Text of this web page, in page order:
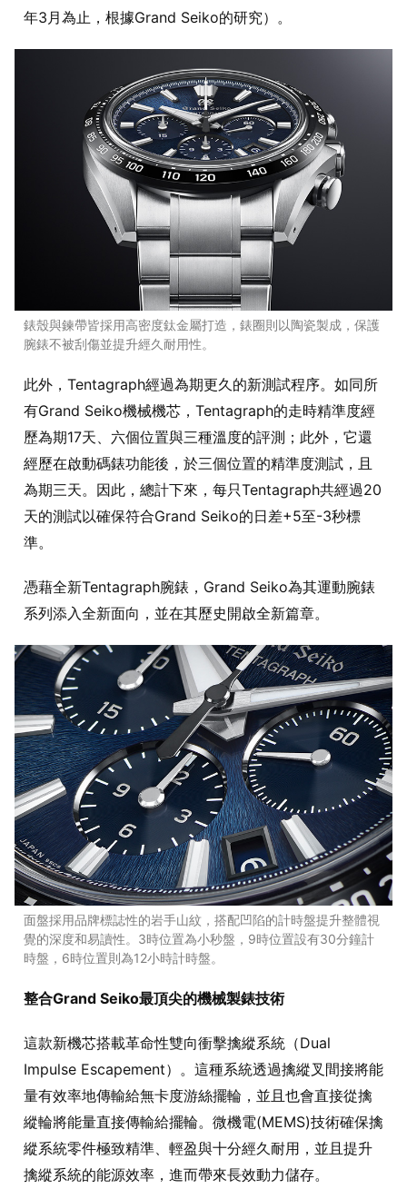
年3月為止，根據Grand Seiko的研究）。
錶殼與鍊帶皆採用高密度鈦金屬打造，錶圈則以陶瓷製成，保護
腕錶不被刮傷並提升經久耐用性。
此外，Tentagraph經過為期更久的新測試程序。如同所
有Grand Seiko機械機芯，Tentagraph的走時精準度經
歷為期17天、六個位置與三種溫度的評測；此外，它還
經歷在啟動碼錶功能後，於三個位置的精準度測試，且
為期三天。因此，總計下來，每只Tentagraph共經過20
天的測試以確保符合Grand Seiko的日差+5至-3秒標
準。
憑藉全新Tentagraph腕錶，Grand Seiko為其運動腕錶
系列添入全新面向，並在其歷史開啟全新篇章。
面盤採用品牌標誌性的岩手山紋，搭配凹陷的計時盤提升整體視
覺的深度和易讀性。3時位置為小秒盤，9時位置設有30分鐘計
時盤，6時位置則為12小時計時盤。
整合Grand Seiko最頂尖的機械製錶技術
這款新機芯搭載革命性雙向衝擊擒縱系統（Dual
Impulse Escapement）。這種系統透過擒縱叉間接將能
量有效率地傳輸給無卡度游絲擺輪，並且也會直接從擒
縱輪將能量直接傳輸給擺輪。微機電(MEMS)技術確保擒
縱系統零件極致精準、輕盈與十分經久耐用，並且提升
擒縱系統的能源效率，進而帶來長效動力儲存。